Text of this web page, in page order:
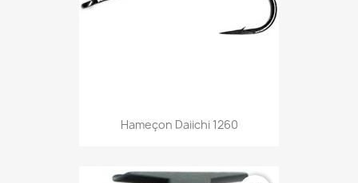
Hameçon Daiichi 1260